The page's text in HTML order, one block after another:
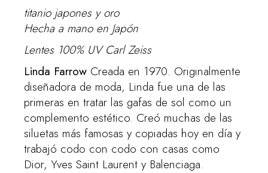
titanio japones y oro
Hecha a mano en Japón
Lentes 100% UV Carl Zeiss
Linda Farrow Creada en 1970. Originalmente
diseñadora de moda, Linda fue una de las
primeras en tratar las gafas de sol como un
complemento estético. Creó muchas de las
siluetas más famosas y copiadas hoy en día y
trabajó codo con codo con casas como
Dior, Yves Saint Laurent y Balenciaga.